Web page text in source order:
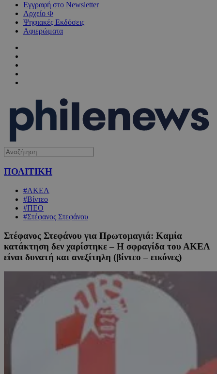
Εγγραφή στο Newsletter
Αρχείο Φ
Ψηφιακές Εκδόσεις
Αφιερώματα
ΠΟΛΙΤΙΚΗ
#ΑΚΕΛ
#Βίντεο
#ΠΕΟ
#Στέφανος Στεφάνου
Στέφανος Στεφάνου για Πρωτομαγιά: Καμία
κατάκτηση δεν χαρίστηκε – Η σφραγίδα του ΑΚΕΛ
είναι δυνατή και ανεξίτηλη (βίντεο – εικόνες)